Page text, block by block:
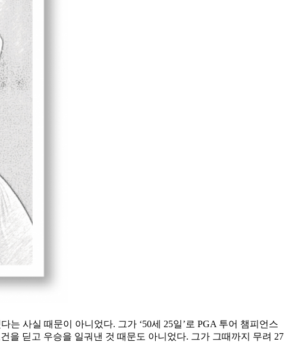
사실 때문이 아니었다. 그가 ‘50세 25일’로 PGA 투어 챔피언스
을 딛고 우승을 일궈낸 것 때문도 아니었다. 그가 그때까지 무려 27